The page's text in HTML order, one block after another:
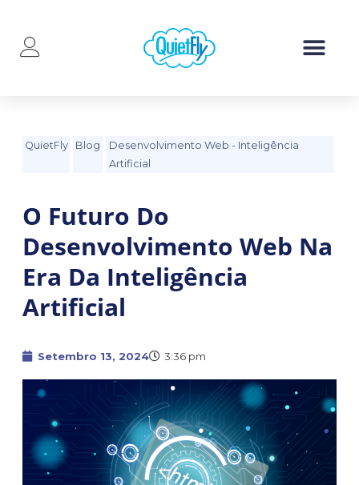
QuietFly Blog Desenvolvimento Web - Inteligência
Artificial
O Futuro Do
Desenvolvimento Web Na
Era Da Inteligência
Artificial
Setembro 13, 2024 3:36 pm